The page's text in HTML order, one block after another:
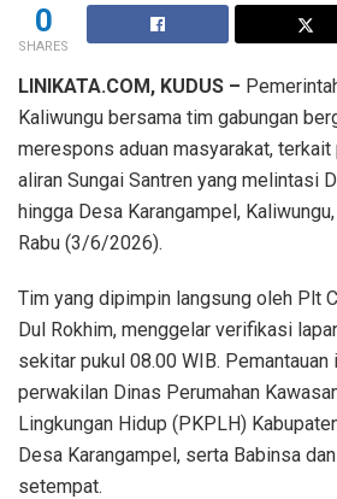
0
SHARES
LINIKATA.COM, KUDUS –
Kaliwungu bersama tim gabungan
merespons aduan masyarakat, terkait
aliran Sungai Santren yang melintasi
hingga Desa Karangampel,
Rabu (3/6/2026).
Tim yang dipimpin langsung oleh Plt
Dul Rokhim, menggelar verifikasi
sekitar pukul 08.00 WIB. Pemantauan
perwakilan Dinas Perumahan
Lingkungan Hidup (PKPLH)
Desa Karangampel, serta Babinsa
setempat.